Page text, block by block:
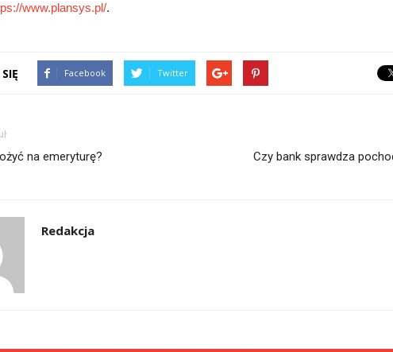
www.plansys.pl/.
Facebook Twitter
na emeryturę? Czy bank sprawdza
Redakcja